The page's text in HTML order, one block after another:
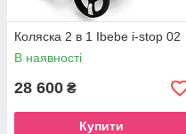
Коляска 2 в 1 Ibebe i-stop 02
В наявності
28 600 ₴
Купити